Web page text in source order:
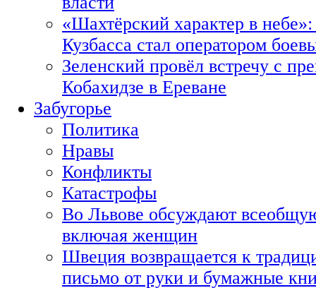
«Шахтёрский характер в
Кузбасса стал оператором
Зеленский провёл встречу с
Кобахидзе в Ереване
Забугорье
Политика
Нравы
Конфликты
Катастрофы
Во Львове обсуждают
включая женщин
Швеция возвращается к
письмо от руки и бумажные